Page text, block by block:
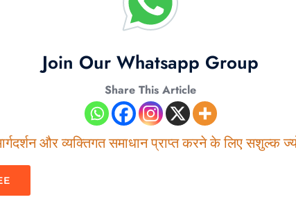
Join Our Whatsapp Group
Share This Article
और व्यक्तिगत समाधान प्राप्त करने के लिए सशुल्क